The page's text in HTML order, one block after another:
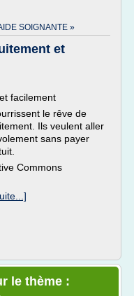
SOIGNANTE »
et
facilement
le rêve de
Ils veulent aller
sans payer
Commons
le thème :